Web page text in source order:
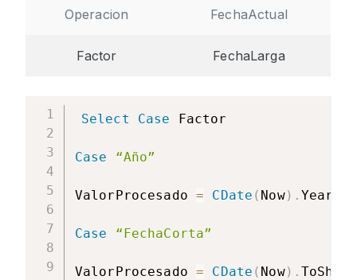
Operacion FechaActual
Factor FechaLarga
Select Case Factor
Case “Año”
ValorProcesado = CDate ( Now) .Year
Case “FechaCorta”
ValorProcesado = CDate ( Now) .